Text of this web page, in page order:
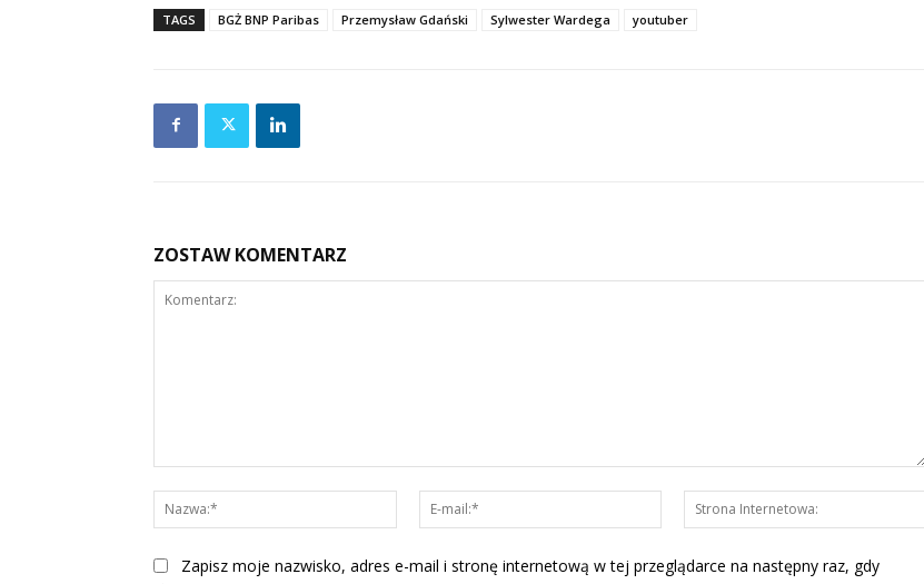
TAGS BGŻ BNP Paribas Przemysław Gdański Sylwester Wardega youtuber
ZOSTAW KOMENTARZ
Nazwa:*
mail:*
Zapisz moje nazwisko, adres e-mail i stronę internetową w tej przeglądarce na następny raz, gdy